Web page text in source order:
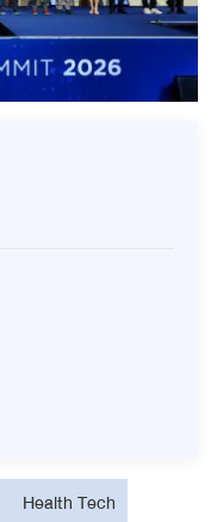
Health Tech